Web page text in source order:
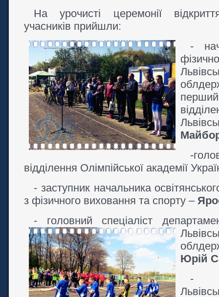
На урочисті церемонії
учасників прийшли:
-
-
відділення Олімпійської академії
- заступник начальника
з фізичного виховання та спорту –
- головний спеціаліст
Юрій
-